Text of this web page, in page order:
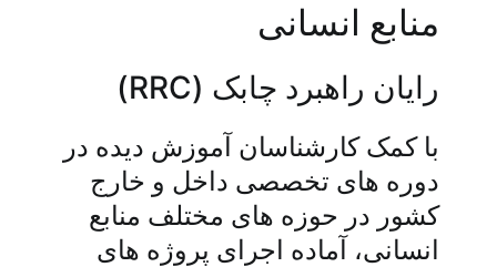
منابع انسانی
رایان راهبرد چابک (RRC)
با کمک کارشناسان آموزش دیده در
دوره های تخصصی داخل و خارج
کشور در حوزه های مختلف منابع
انسانی، آماده اجرای پروژه های